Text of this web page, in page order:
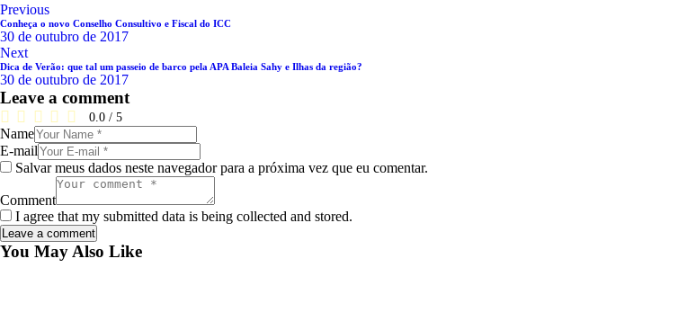
Navegação
de
Post
Previous
Conheça o novo Conselho Consultivo e Fiscal do ICC
30 de outubro de 2017
Next
Dica de Verão: que tal um passeio de barco pela APA Baleia Sahy e Ilhas da região?
30 de outubro de 2017
Leave a comment
0.0 / 5
Name
E-mail
Salvar meus dados neste navegador para a próxima vez que eu comentar.
Comment
I agree that my submitted data is being collected and stored.
You May Also Like